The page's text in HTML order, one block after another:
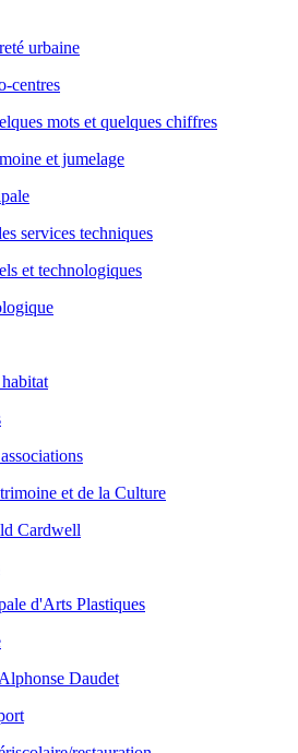
urbaine
centres
mots et quelques chiffres
et jumelage
services techniques
et technologiques
et de la Culture
Cardwell
d'Arts Plastiques
Daudet